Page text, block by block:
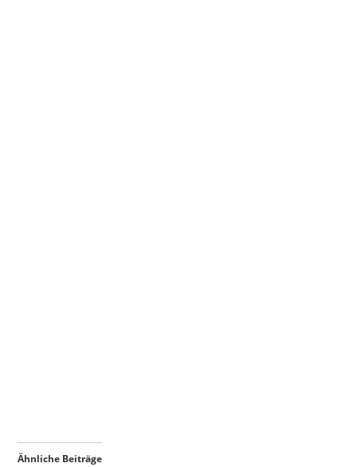
Ähnliche Beiträge